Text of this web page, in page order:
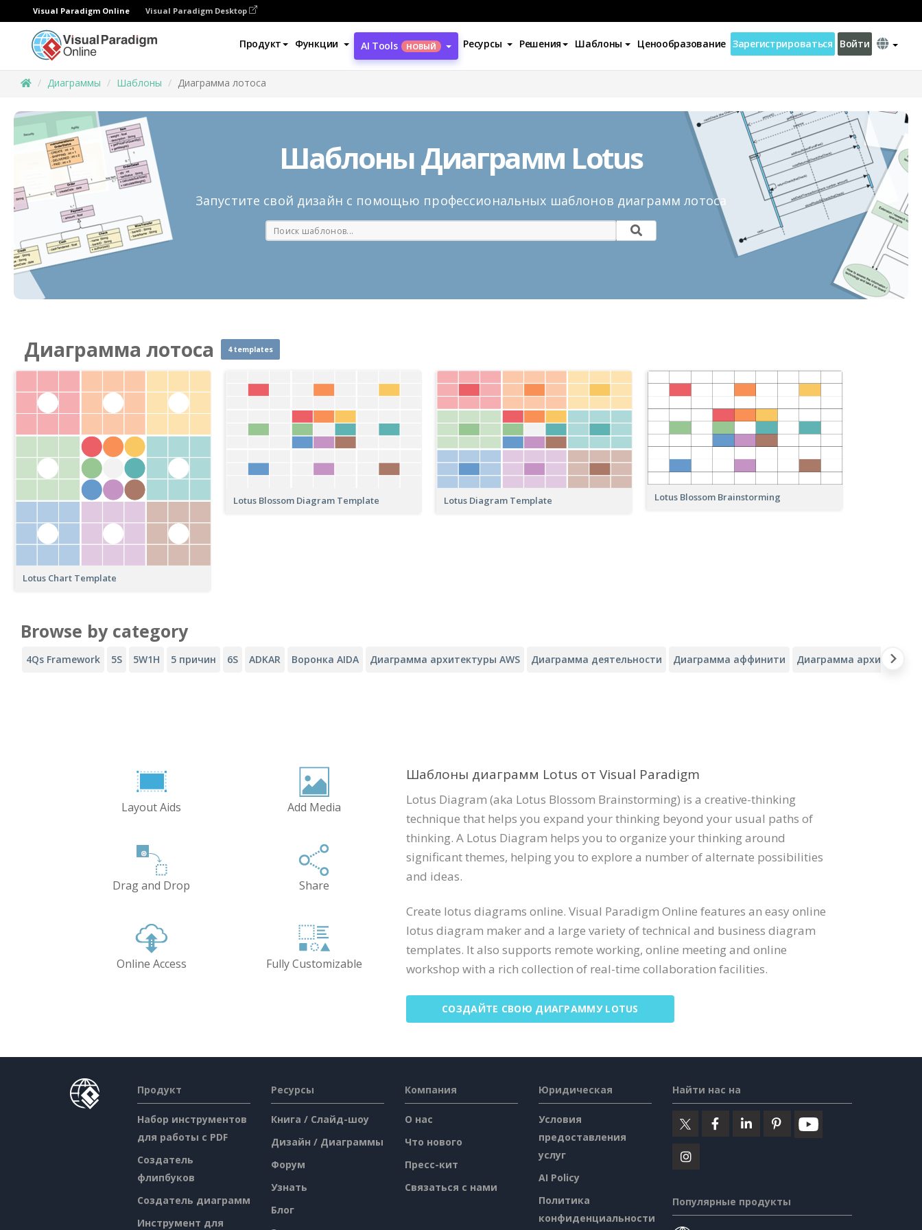
Visual Paradigm Online Visual Paradigm Desktop
Продукт Функции AI Tools НОВЫЙ Ресурсы Решения Шаблоны Ценообразование Зарегистрироваться Войти
Диаграммы Шаблоны Диаграмма лотоса
Шаблоны Диаграмм Lotus
Запустите свой дизайн с помощью профессиональных шаблонов диаграмм лотоса
Диаграмма лотоса 4 templates
Lotus Chart Template
Lotus Blossom Diagram Template Lotus Diagram Template Lotus Blossom Brainstorming
Browse by category
4Qs Framework 5S 5W1H 5 причин 6S ADKAR Воронка AIDA Диаграмма архитектуры AWS Диаграмма деятельности Диаграмма аффинити Диаграмма
Layout Aids Add Media
Drag and Drop Share
Online Access Fully Customizable
Шаблоны диаграмм Lotus от Visual Paradigm
Lotus Diagram (aka Lotus Blossom Brainstorming) is a creative-thinking
technique that helps you expand your thinking beyond your usual paths of
thinking. A Lotus Diagram helps you to organize your thinking around
significant themes, helping you to explore a number of alternate possibilities
and ideas.
Create lotus diagrams online. Visual Paradigm Online features an easy online
lotus diagram maker and a large variety of technical and business diagram
templates. It also supports remote working, online meeting and online
workshop with a rich collection of real-time collaboration facilities.
СОЗДАЙТЕ СВОЮ ДИАГРАММУ LOTUS
Продукт
Набор инструментов
для работы с PDF
Создатель
флипбуков
Создатель диаграмм
Инструмент для
Ресурсы
Книга / Слайд-шоу
Дизайн / Диаграммы
Форум
Узнать
Блог
Компания
О нас
Что нового
Пресс-кит
Связаться с нами
Юридическая
Условия
предоставления
услуг
AI Policy
Политика
конфиденциальности
Найти нас на
Популярные продукты